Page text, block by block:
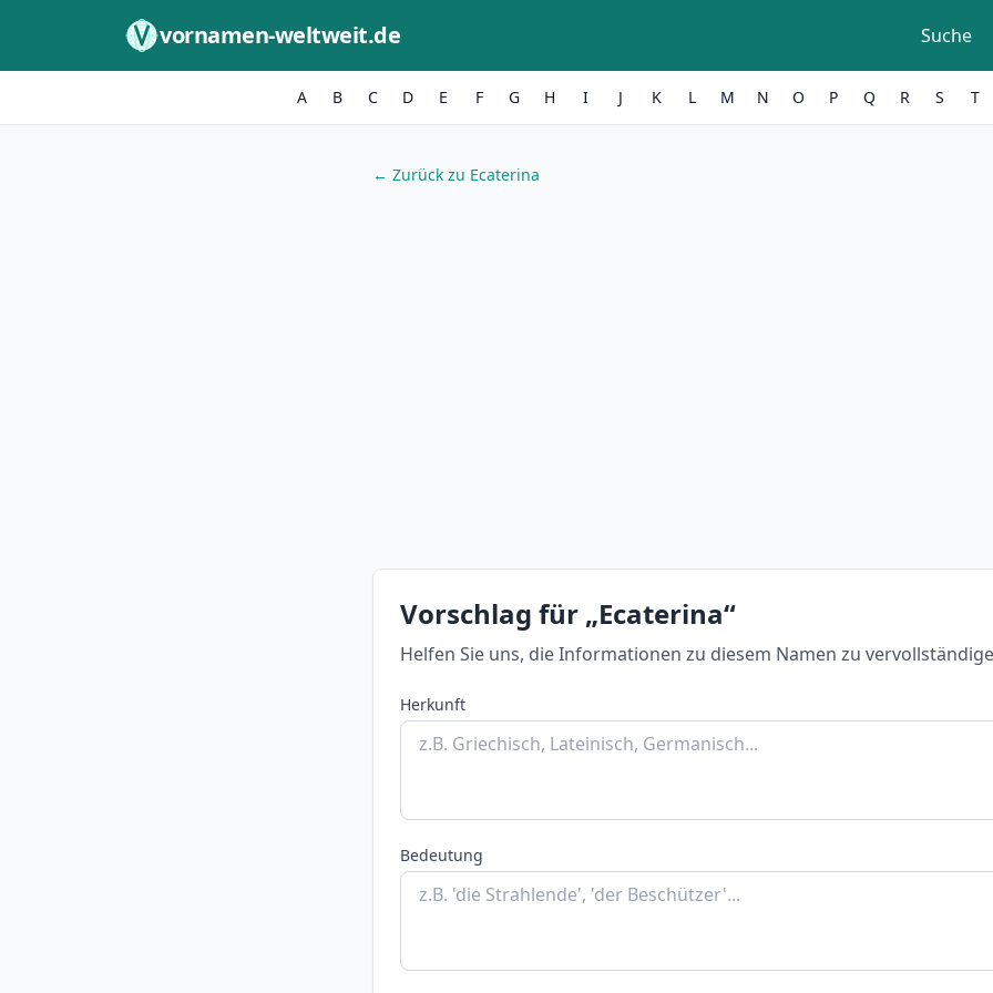
vornamen-weltweit.de Suche
A B C D E F G H I J K L M N O P Q R S T
← Zurück zu Ecaterina
Vorschlag für „Ecaterina“
Helfen Sie uns, die Informationen zu diesem Namen zu
Herkunft
Bedeutung